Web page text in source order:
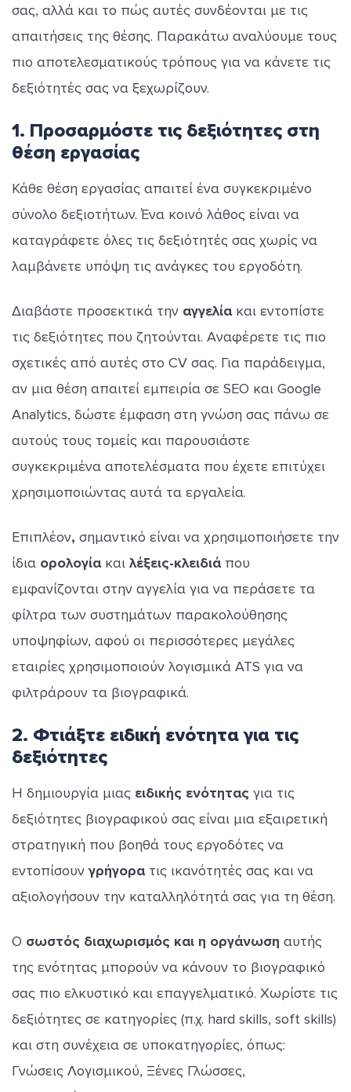
σας, αλλά και το πώς αυτές συνδέονται με τις
απαιτήσεις της θέσης. Παρακάτω αναλύουμε τους
πιο αποτελεσματικούς τρόπους για να κάνετε τις
δεξιότητές σας να ξεχωρίζουν.
1. Προσαρμόστε τις δεξιότητες στη
θέση εργασίας
Κάθε θέση εργασίας απαιτεί ένα συγκεκριμένο
σύνολο δεξιοτήτων. Ένα κοινό λάθος είναι να
καταγράφετε όλες τις δεξιότητές σας χωρίς να
λαμβάνετε υπόψη τις ανάγκες του εργοδότη.
Διαβάστε προσεκτικά την αγγελία και εντοπίστε
τις δεξιότητες που ζητούνται. Αναφέρετε τις πιο
σχετικές από αυτές στο CV σας. Για παράδειγμα,
αν μια θέση απαιτεί εμπειρία σε SEO και Google
Analytics, δώστε έμφαση στη γνώση σας πάνω σε
αυτούς τους τομείς και παρουσιάστε
συγκεκριμένα αποτελέσματα που έχετε επιτύχει
χρησιμοποιώντας αυτά τα εργαλεία.
Επιπλέον, σημαντικό είναι να χρησιμοποιήσετε την
ίδια ορολογία και λέξεις-κλειδιάπου
εμφανίζονται στην αγγελία για να περάσετε τα
φίλτρα των συστημάτων παρακολούθησης
υποψηφίων, αφού οι περισσότερες μεγάλες
εταιρίες χρησιμοποιούν λογισμικά ATS για να
φιλτράρουν τα βιογραφικά.
2. Φτιάξτε ειδική ενότητα για τις
δεξιότητες
Η δημιουργία μιας ειδικής ενότητας για τις
δεξιότητες βιογραφικού σας είναι μια εξαιρετική
στρατηγική που βοηθά τους εργοδότες να
εντοπίσουνγρήγορα τις ικανότητές σας και να
αξιολογήσουν την καταλληλότητά σας για τη θέση.
Ο σωστός διαχωρισμός και η οργάνωση αυτής
της ενότητας μπορούν να κάνουν το βιογραφικό
σας πιο ελκυστικό και επαγγελματικό. Χωρίστε τις
δεξιότητες σε κατηγορίες (π.χ. hard skills, soft skills)
και στη συνέχεια σε υποκατηγορίες, όπως:
Γνώσεις Λογισμικού, Ξένες Γλώσσες,